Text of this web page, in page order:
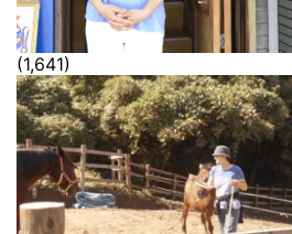
(1,641)